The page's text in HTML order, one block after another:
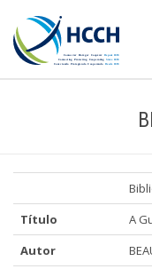
Título
A
Autor